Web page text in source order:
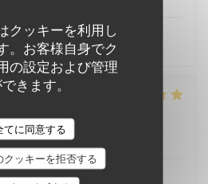
クッキーを利用し
。お客様自身でク
の設定および管理
きます。
てに同意する
クッキーを拒否する
メニュー: 5/5